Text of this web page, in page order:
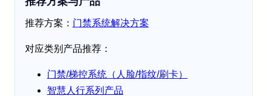
推荐方案： 门禁系统解决方案
对应类别产品推荐：
门禁/梯控系统（人脸/指纹/刷卡）
智慧人行系列产品